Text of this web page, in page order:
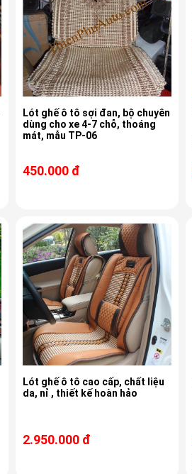
Lót ghế ô tô sợi đan, bộ chuyên
dùng cho xe 4-7 chỗ, thoáng
mát, mẫu TP-06
450.000 đ
Lót ghế ô tô cao cấp, chất liệu
da, nỉ , thiết kế hoàn hảo
2.950.000 đ